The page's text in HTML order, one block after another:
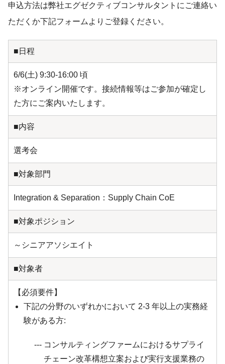
申込方法は弊社エグゼクティブコンサルタントにご連絡い
ただくか下記フォームよりご登録ください。
■日程
6/6(土) 9:30-16:00 頃
※オンライン開催です。接続情報等はご参加が確定し
た方にご案内いたします。
■内容
選考会
■対象部門
Integration & Separation：Supply Chain CoE
■対象ポジション
～シニアアソシエイト
■対象者
【必須要件】
下記の分野のいずれかにおいて 2-3 年以上の実務経
験がある方:
コンサルティングファームにおけるサプライ
チェーン改革構想立案および実行支援業務の